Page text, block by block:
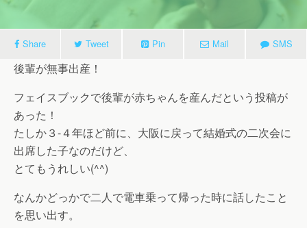
Share Tweet Pin Mail SMS
後輩が無事出産！
フェイスブックで後輩が赤ちゃんを産んだという投稿が
あった！
たしか３-４年ほど前に、大阪に戻って結婚式の二次会に
出席した子なのだけど、
とてもうれしい(^^)
なんかどっかで二人で電車乗って帰った時に話したこと
を思い出す。